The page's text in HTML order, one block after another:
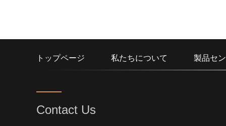
Contact Us
トップページ 私たちについて 製品セ